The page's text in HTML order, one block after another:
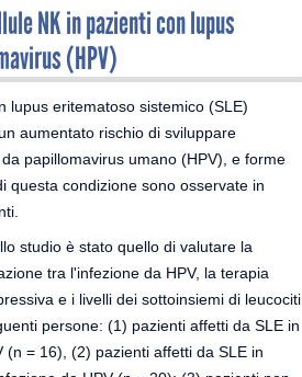
NK in pazienti con lupus
(HPV)
lupus eritematoso sistemico (SLE)
aumentato rischio di sviluppare
papillomavirus umano (HPV), e forme
questa condizione sono osservate in
studio è stato quello di valutare la
tra l'infezione da HPV, la terapia
e i livelli dei sottoinsiemi di leucociti
persone: (1) pazienti affetti da SLE in
= 16), (2) pazienti affetti da SLE in